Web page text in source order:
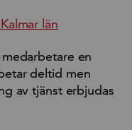
län
en
deltid men
av tjänst erbjudas